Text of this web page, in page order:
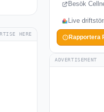
HERE
Besök
Live
Rapportera
ADVERTISEMENT